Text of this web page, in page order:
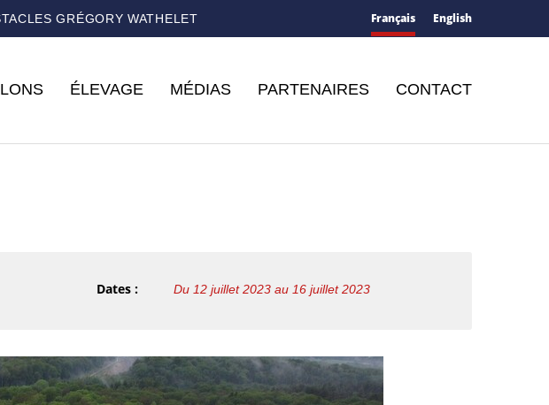
GRÉGORY WATHELET Français English
ÉLEVAGE MÉDIAS PARTENAIRES CONTACT
Dates : Du 12 juillet 2023 au 16 juillet 2023